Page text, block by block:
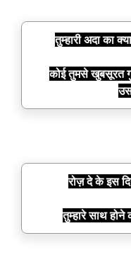
तुम्हारी अदा का
कोई तुमसे खुबसूरत
रोज़ दे के इस
तुम्हारे साथ